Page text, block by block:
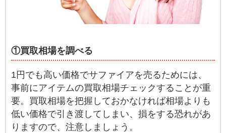
①買取相場を調べる
1円でも高い価格でサファイアを売るためには、
事前にアイテムの買取相場チェックすることが重
要。買取相場を把握しておかなければ相場よりも
低い価格で引き渡してしまい、損をする恐れがあ
りますので、注意しましょう。